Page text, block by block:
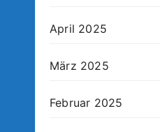
April 2025
März 2025
Februar 2025